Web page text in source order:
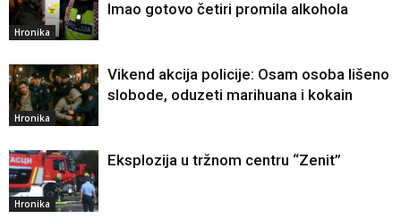
Hronika
Imao gotovo četiri promila alkohola
Hronika
Vikend akcija policije: Osam osoba lišeno
slobode, oduzeti marihuana i kokain
Hronika
Eksplozija u tržnom centru “Zenit”